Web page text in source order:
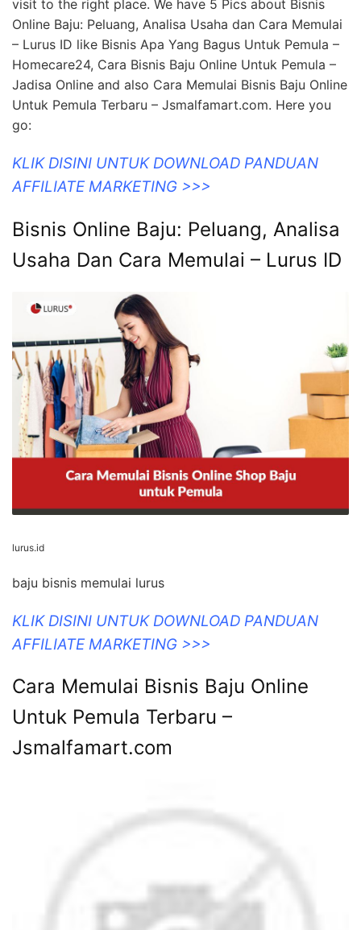
visit to the right place. We have 5 Pics about Bisnis
Online Baju: Peluang, Analisa Usaha dan Cara Memulai
– Lurus ID like Bisnis Apa Yang Bagus Untuk Pemula –
Homecare24, Cara Bisnis Baju Online Untuk Pemula –
Jadisa Online and also Cara Memulai Bisnis Baju Online
Untuk Pemula Terbaru – Jsmalfamart.com. Here you
go:
KLIK DISINI UNTUK DOWNLOAD PANDUAN
AFFILIATE MARKETING >>>
Bisnis Online Baju: Peluang, Analisa
Usaha Dan Cara Memulai – Lurus ID
lurus.id
baju bisnis memulai lurus
KLIK DISINI UNTUK DOWNLOAD PANDUAN
AFFILIATE MARKETING >>>
Cara Memulai Bisnis Baju Online
Untuk Pemula Terbaru –
Jsmalfamart.com